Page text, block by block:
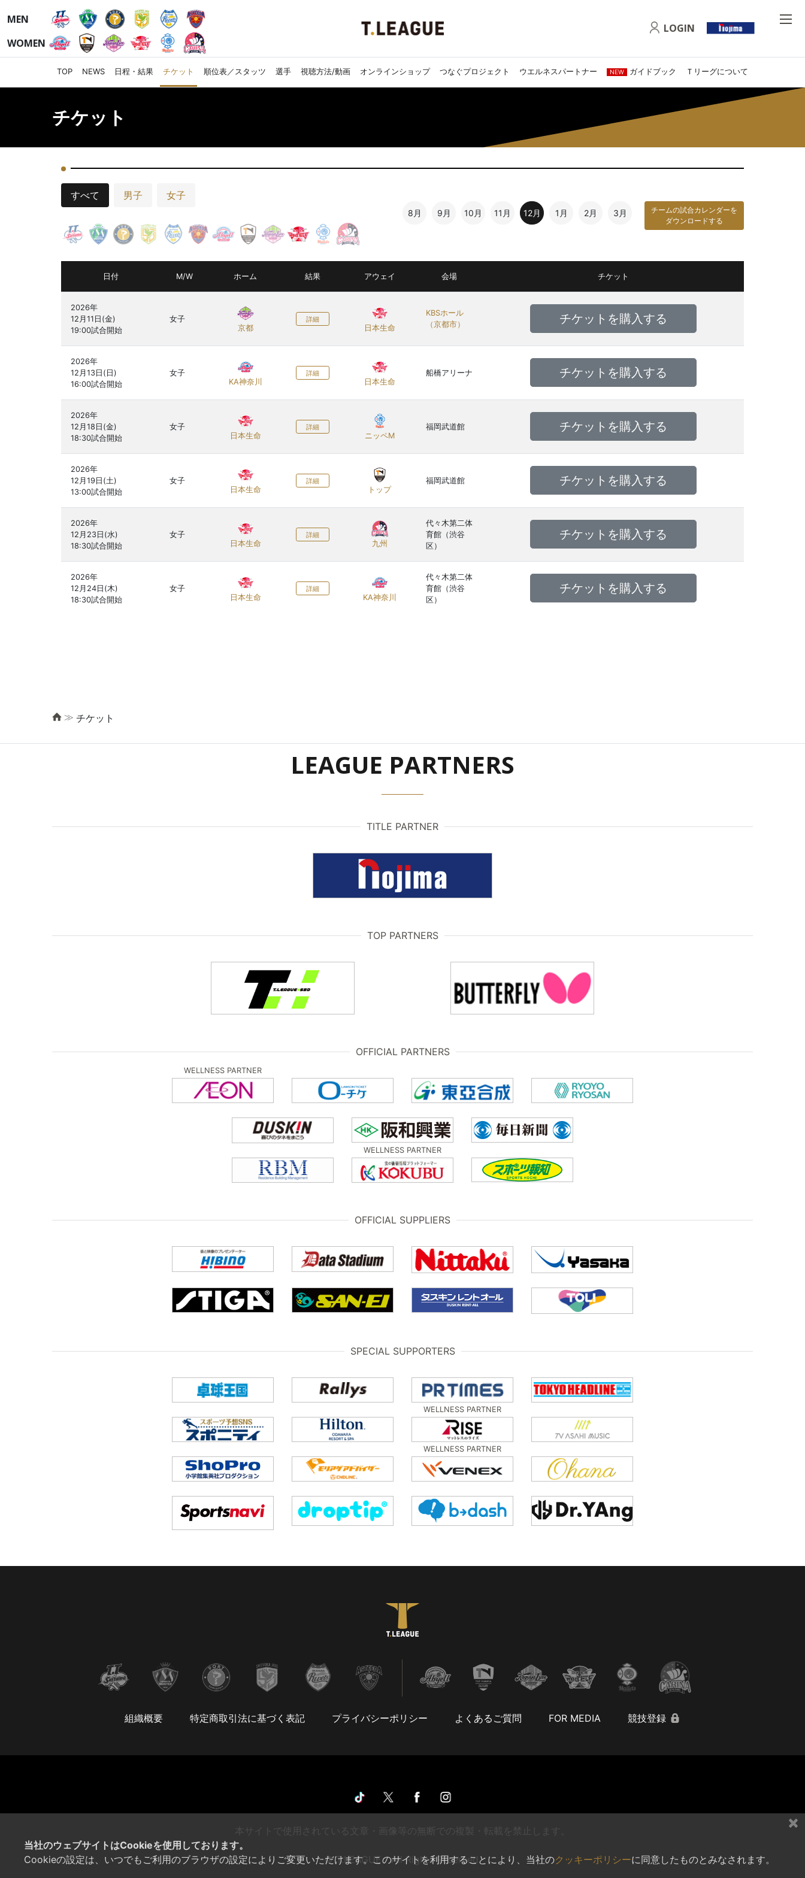
MEN
WOMEN
LOGIN
TOP NEWS 日程・結果 チケット 順位表／スタッツ 選手 視聴方法/動画 オンラインショップ つなぐプロジェクト ウエルネスパートナー NEW ガイドブック Ｔリーグについて
チケット
すべて 男子 女子
8月 9月 10月 11月 12月 1月 2月 3月
チームの試合カレンダーを
ダウンロードする
日付 M/W ホーム 結果 アウェイ 会場 チケット
2026年
12月11日(金)
女子
京都
詳細
日本生命
KBSホール
（京都市）
チケットを購入する
2026年
12月13日(日)
女子
KA神奈川
詳細
日本生命
船橋アリーナ チケットを購入する
2026年
12月18日(金)
女子
日本生命
詳細
ニッペM
福岡武道館 チケットを購入する
2026年
12月19日(土)
女子
日本生命
詳細
トップ
福岡武道館 チケットを購入する
2026年
12月23日(水)
女子
日本生命
詳細
九州
代々木第二体
育館（渋谷
区）
チケットを購入する
2026年
12月24日(木)
女子
日本生命
詳細
KA神奈川
代々木第二体
育館（渋谷
区）
チケットを購入する
≫ チケット
LEAGUE PARTNERS
TITLE PARTNER
TOP PARTNERS
OFFICIAL PARTNERS
WELLNESS PARTNER
WELLNESS PARTNER
OFFICIAL SUPPLIERS
SPECIAL SUPPORTERS
WELLNESS PARTNER
WELLNESS PARTNER
組織概要 特定商取引法に基づく表記 プライバシーポリシー よくあるご質問 FOR MEDIA 競技登録
本サイトで使用されている文章・画像等の無断での複製・転載を禁止します。
© T.LEAGUE All Rights Reserved.
×
当社のウェブサイトはCookieを使用しております。
Cookieの設定は、いつでもご利用のブラウザの設定によりご変更いただけます。このサイトを利用することにより、当社のクッキーポリシーに同意したものとみなされます。